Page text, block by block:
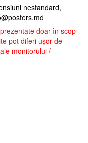
nestandard,
doar în scop
pot diferi ușor de
monitorului /